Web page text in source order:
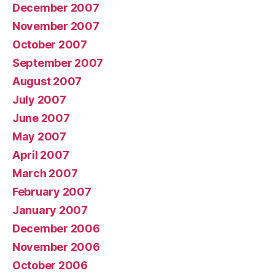
December 2007
November 2007
October 2007
September 2007
August 2007
July 2007
June 2007
May 2007
April 2007
March 2007
February 2007
January 2007
December 2006
November 2006
October 2006